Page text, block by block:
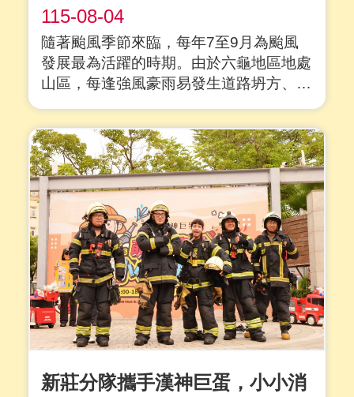
115-08-04
隨著颱風季節來臨，每年7至9月為颱風
發展最為活躍的時期。由於六龜地區地處
山區，每逢強風豪雨易發生道路坍方、落
市政府消防局六龜分隊特別提醒轄區民眾
切勿輕忽颱風威脅，應把握風雨來臨前的
黃金時間，及早落實各項防颱措施，共同
降低災害風險，守護生命財產安全。 六
龜分隊....詳全文
新莊分隊攜手漢神巨蛋，小小消